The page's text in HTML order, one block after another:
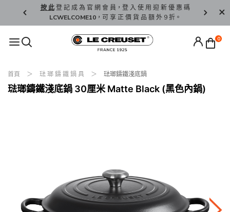
按 此登 記 成 為 官 網 會 員，登 入 使 用 迎 新 優 惠 碼
LCWELCOME10，可 享 正 價 貨 品 額 外 9 折。
香 港 / 澳
0
首頁 琺 瑯 鑄 鐵 鍋 具 琺瑯鑄鐵淺底鍋
琺瑯鑄鐵淺底鍋 30厘米 Matte Black (黑色內鍋)